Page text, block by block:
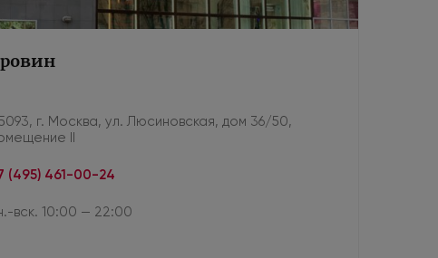
г. Москва, ул. Люсиновская, дом 36/50,
II
(495) 461-00-24
вск. 10:00 — 22:00